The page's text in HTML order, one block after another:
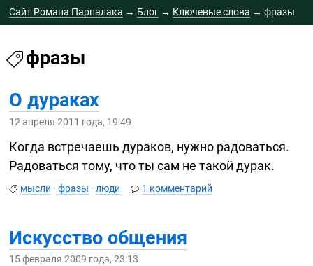
Сайт Романа Парпалака → Блог → Ключевые слова →фразы
фразы
О дураках
12 апреля 2011 года, 19:49
Когда встречаешь дураков, нужно радоваться.
Радоваться тому, что ты сам не такой дурак.
мысли ·фразы ·люди 1 комментарий
Искусство общения
15 февраля 2009 года, 23:13